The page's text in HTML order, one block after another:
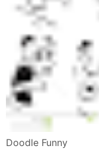
Doodle Funny